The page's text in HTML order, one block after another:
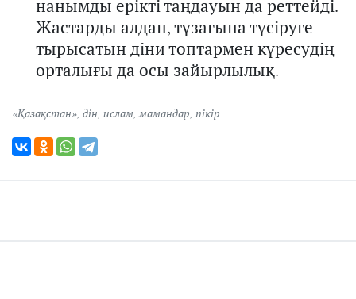
нанымды ерікті таңдауын да реттейді.
Жастарды алдап,тұзағына түсіруге
тырысатын діни топтармен күресудің
орталығы да осы зайырлылық.
«Қазақстан», дін, ислам,мамандар, пікір